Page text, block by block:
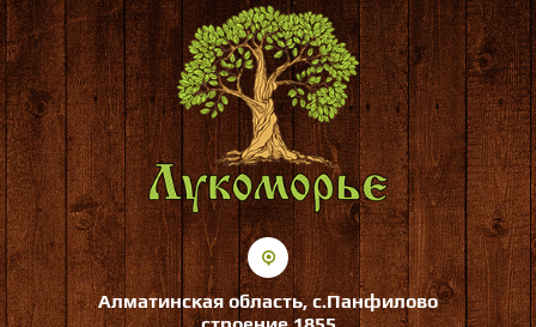
Алматинская область, с.Панфилово